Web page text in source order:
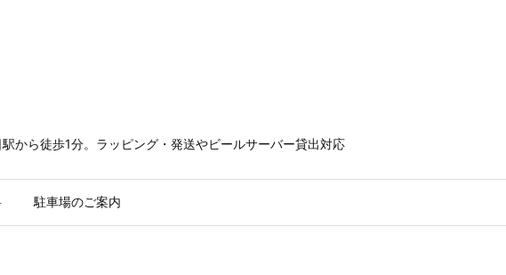
から徒歩1分。ラッピング・発送やビールサーバー貸出対応
駐車場のご案内